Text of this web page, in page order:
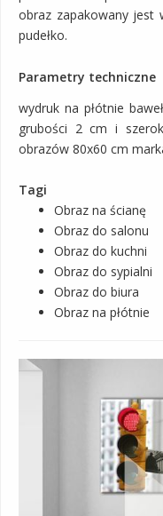
obraz zapakowany jest
pudełko.
Parametry techniczne
wydruk na płótnie
grubości 2 cm i
obrazów 80x60 cm
Tagi
Obraz na ścianę
Obraz do salonu
Obraz do kuchni
Obraz do sypialni
Obraz do biura
Obraz na płótnie